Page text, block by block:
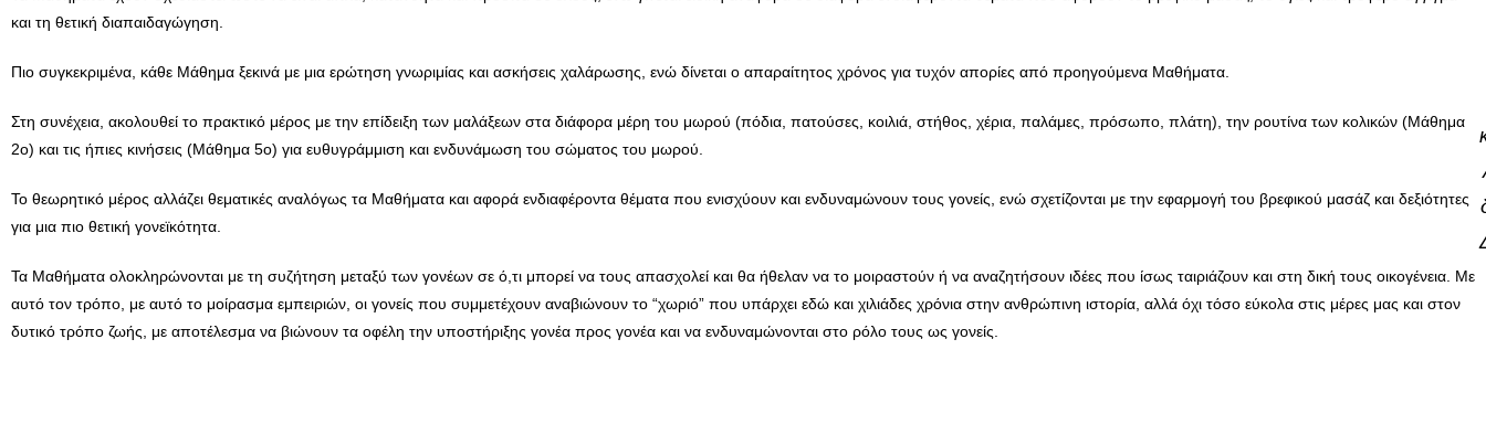
και τη θετική διαπαιδαγώγηση.
Πιο συγκεκριμένα, κάθε Μάθημα ξεκινά με μια ερώτηση γνωριμίας και ασκήσεις χαλάρωσης, ενώ δίνεται ο απαραίτητος χρόνος για τυχόν απορίες από προηγούμενα Μαθήματα.
Στη συνέχεια, ακολουθεί το πρακτικό μέρος με την επίδειξη των μαλάξεων στα διάφορα μέρη του μωρού (πόδια, πατούσες, κοιλιά, στήθος, χέρια, παλάμες, πρόσωπο, πλάτη), την ρουτίνα των κολικών (Μάθημα
2ο) και τις ήπιες κινήσεις (Μάθημα 5ο) για ευθυγράμμιση και ενδυνάμωση του σώματος του μωρού.
Το θεωρητικό μέρος αλλάζει θεματικές αναλόγως τα Μαθήματα και αφορά ενδιαφέροντα θέματα που ενισχύουν και ενδυναμώνουν τους γονείς, ενώ σχετίζονται με την εφαρμογή του βρεφικού μασάζ και δεξιότητες
για μια πιο θετική γονεϊκότητα.
Τα Μαθήματα ολοκληρώνονται με τη συζήτηση μεταξύ των γονέων σε ό,τι μπορεί να τους απασχολεί και θα ήθελαν να το μοιραστούν ή να αναζητήσουν ιδέες που ίσως ταιριάζουν και στη δική τους οικογένεια. Με
αυτό τον τρόπο, με αυτό το μοίρασμα εμπειριών, οι γονείς που συμμετέχουν αναβιώνουν το “χωριό” που υπάρχει εδώ και χιλιάδες χρόνια στην ανθρώπινη ιστορία, αλλά όχι τόσο εύκολα στις μέρες μας και στον
δυτικό τρόπο ζωής, με αποτέλεσμα να βιώνουν τα οφέλη την υποστήριξης γονέα προς γονέα και να ενδυναμώνονται στο ρόλο τους ως γονείς.